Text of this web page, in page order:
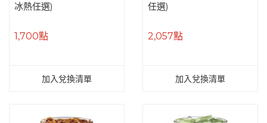
冰熱任選)
1,700點
加入兌換清單
任選)
2,057點
加入兌換清單